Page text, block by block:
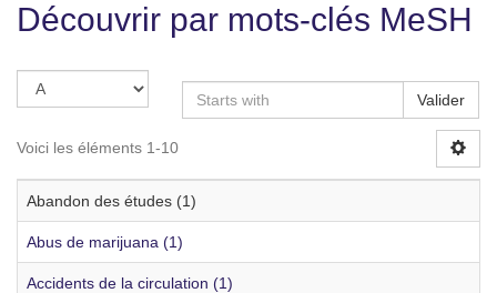
Découvrir par mots-clés MeSH
Valider
Voici les éléments 1-10
Abandon des études (1)
Abus de marijuana (1)
Accidents de la circulation (1)